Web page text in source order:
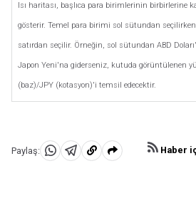
Isı haritası, başlıca para birimlerinin birbirlerine
gösterir. Temel para birimi sol sütundan
satırdan seçilir. Örneğin, sol sütundan ABD
Japon Yeni'na giderseniz, kutuda görüntülenen
(baz)/JPY (kotasyon)'i temsil edecektir.
Paylaş:
WhatsApp'da
Telegram'da
Panoya
Haber